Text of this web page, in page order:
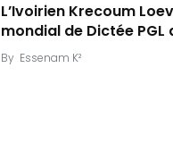
L’Ivoirien Krecoum
mondial de Dictée PGL
By Essenam K²